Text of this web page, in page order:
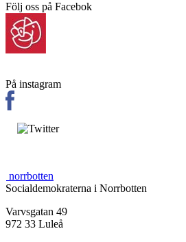
Följ oss på Facebok
På instagram
norrbotten
Socialdemokraterna i Norrbotten
Varvsgatan 49
972 33 Luleå